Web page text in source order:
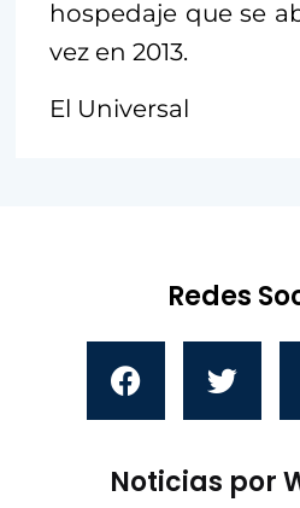
hospedaje que se
vez en 2013.
El Universal
Redes
Noticias por